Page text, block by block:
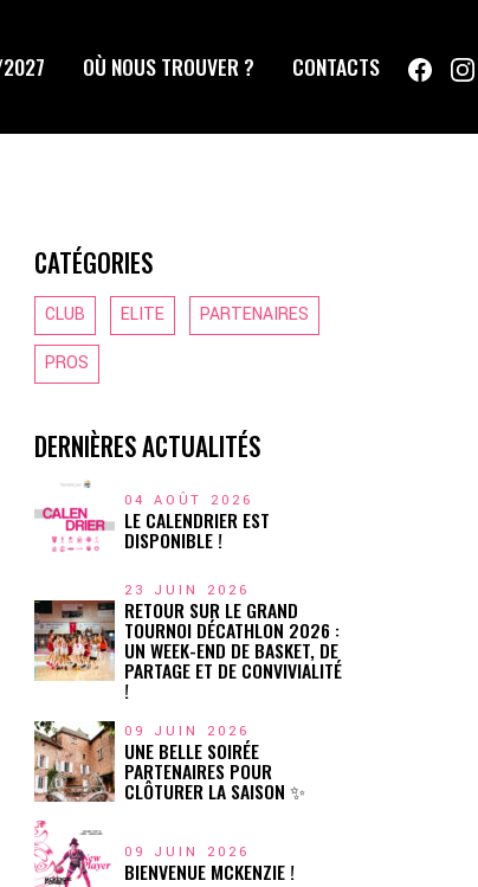
OÙ NOUS TROUVER ? CONTACTS
CATÉGORIES
CLUB ELITE PARTENAIRES
PROS
DERNIÈRES ACTUALITÉS
04 AOÛT 2026
LE CALENDRIER EST
DISPONIBLE !
23 JUIN 2026
RETOUR SUR LE GRAND
TOURNOI DÉCATHLON 2026 :
UN WEEK-END DE BASKET, DE
PARTAGE ET DE CONVIVIALITÉ
!
09 JUIN 2026
UNE BELLE SOIRÉE
PARTENAIRES POUR
CLÔTURER LA SAISON ✨
09 JUIN 2026
BIENVENUE MCKENZIE !